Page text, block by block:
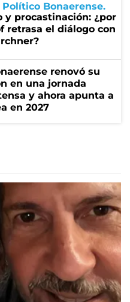
Político Bonaerense
y procastinación: ¿por
retrasa el diálogo con
renovó su
en una jornada
y ahora apunta a
en 2027